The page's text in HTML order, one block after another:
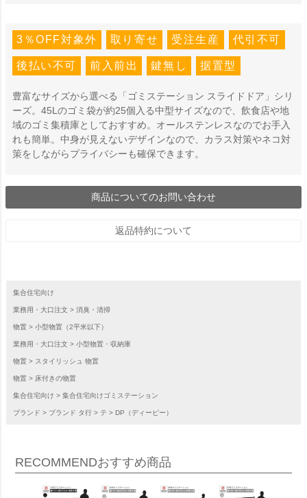
3％OFF対象外 取り寄せ 受注生産 代引不可
後払い不可 前入前出 鍵無し 据置型
豊富なサイズから選べる「ゴミステーション スライドドア」シリ
ーズ。45Lのゴミ袋が約25個入る中型サイズなので、飲食店や地
域のゴミ集積庫としておすすめ。オールステンレスなのでお手入
れも簡単。中身が見えないデザインなので、カラス対策やネコ対
策をしながらプライバシーも確保できます。
商品についてのお問い合わせ
返品特約について
集合住宅向け
業務用・大口注文 消臭・清掃
物置 小型物置（2平米以下）
業務用・大口注文 小型物置・収納庫
物置 スタイリッシュ 物置
物置 床付きの物置
集合住宅向け 集合住宅向けゴミステーション
ブランド ブランド タ行 テ DP（ディーピー）
RECOMMENDおすすめ商品